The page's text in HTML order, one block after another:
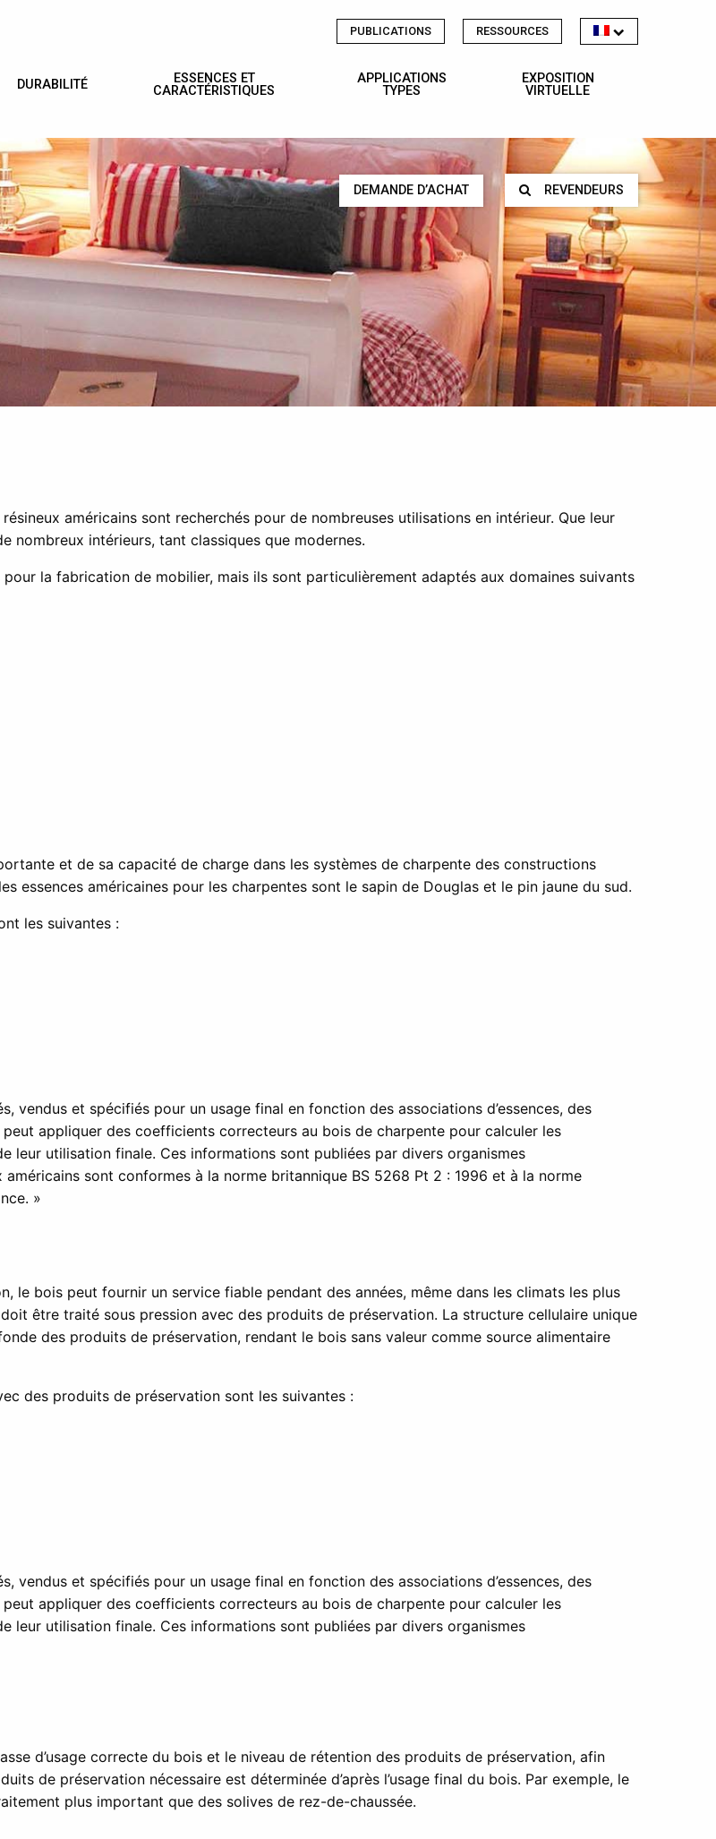
PUBLICATIONS RESSOURCES
DURABILITÉ
ESSENCES ET
CARACTÉRISTIQUES
APPLICATIONS
TYPES
EXPOSITION
VIRTUELLE
DEMANDE D’ACHAT REVENDEURS
américains sont recherchés pour de nombreuses utilisations en intérieur. Que leur
nombreux intérieurs, tant classiques que modernes.
la fabrication de mobilier, mais ils sont particulièrement adaptés aux domaines suivants
et de sa capacité de charge dans les systèmes de charpente des constructions
essences américaines pour les charpentes sont le sapin de Douglas et le pin jaune du sud.
les suivantes :
vendus et spécifiés pour un usage final en fonction des associations d’essences, des
appliquer des coefficients correcteurs au bois de charpente pour calculer les
leur utilisation finale. Ces informations sont publiées par divers organismes
sont conformes à la norme britannique BS 5268 Pt 2 : 1996 et à la norme
»
le bois peut fournir un service fiable pendant des années, même dans les climats les plus
être traité sous pression avec des produits de préservation. La structure cellulaire unique
des produits de préservation, rendant le bois sans valeur comme source alimentaire
des produits de préservation sont les suivantes :
vendus et spécifiés pour un usage final en fonction des associations d’essences, des
appliquer des coefficients correcteurs au bois de charpente pour calculer les
leur utilisation finale. Ces informations sont publiées par divers organismes
d’usage correcte du bois et le niveau de rétention des produits de préservation, afin
de préservation nécessaire est déterminée d’après l’usage final du bois. Par exemple, le
plus important que des solives de rez-de-chaussée.